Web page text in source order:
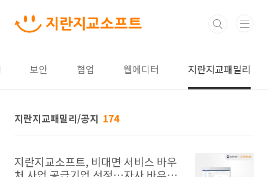
보안 협업 웹에디터 지란지교패밀리
지란지교패밀리/공지 174
지란지교소프트, 비대면 서비스 바우